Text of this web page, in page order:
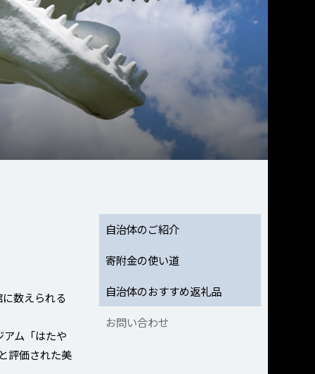
自治体のご紹介
寄附金の使い道
自治体のおすすめ返礼品
お問い合わせ
数えられる
ム「はたや
評価された美